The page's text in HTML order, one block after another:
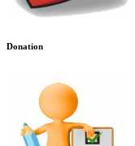
Donation